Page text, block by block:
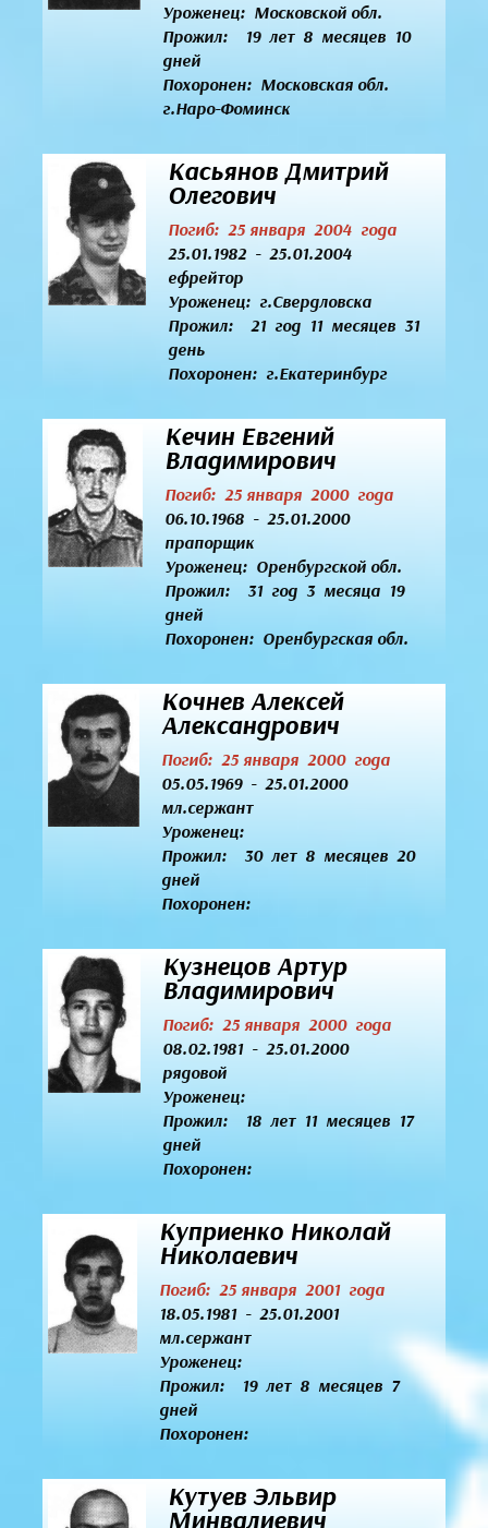
Уроженец: Московской обл.
Прожил: 19 лет 8 месяцев 10
дней
Похоронен: Московская обл.
г.Наро-Фоминск
Касьянов Дмитрий
Олегович
Погиб: 25 января 2004 года
25.01.1982 - 25.01.2004
ефрейтор
Уроженец:г.Свердловска
Прожил: 21 год 11 месяцев 31
день
Похоронен: г.Екатеринбург
Кечин Евгений
Владимирович
Погиб: 25 января 2000 года
06.10.1968 - 25.01.2000
прапорщик
Уроженец: Оренбургской обл.
Прожил: 31 год 3 месяца 19
дней
Похоронен: Оренбургская обл.
Кочнев Алексей
Александрович
Погиб: 25 января 2000 года
05.05.1969 - 25.01.2000
мл.сержант
Уроженец:
Прожил: 30 лет 8 месяцев 20
дней
Похоронен:
Кузнецов Артур
Владимирович
Погиб: 25 января 2000 года
08.02.1981 - 25.01.2000
рядовой
Уроженец:
Прожил: 18 лет 11 месяцев 17
дней
Похоронен:
Куприенко Николай
Николаевич
Погиб: 25 января 2001 года
18.05.1981 - 25.01.2001
мл.сержант
Уроженец:
Прожил: 19 лет 8 месяцев 7
дней
Похоронен:
Кутуев Эльвир
Минвалиевич